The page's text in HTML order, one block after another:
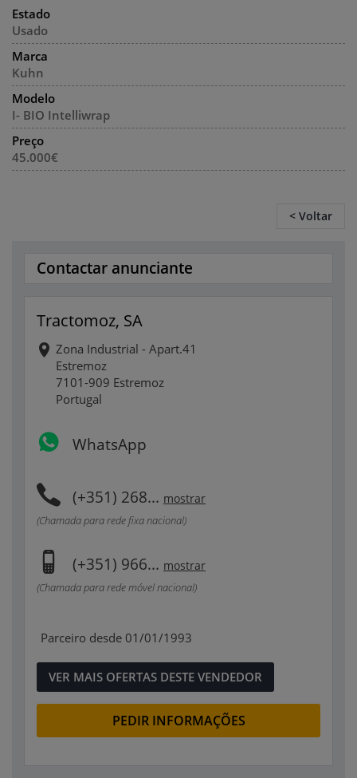
Estado
Usado
Marca
Kuhn
Modelo
I- BIO Intelliwrap
Preço
45.000€
< Voltar
Contactar anunciante
Tractomoz, SA
Zona Industrial - Apart.41
Estremoz
7101-909 Estremoz
Portugal
WhatsApp
(+351) 268... mostrar
(Chamada para rede fixa nacional)
(+351) 966... mostrar
(Chamada para rede móvel nacional)
Parceiro desde 01/01/1993
VER MAIS OFERTAS DESTE VENDEDOR
PEDIR INFORMAÇÕES